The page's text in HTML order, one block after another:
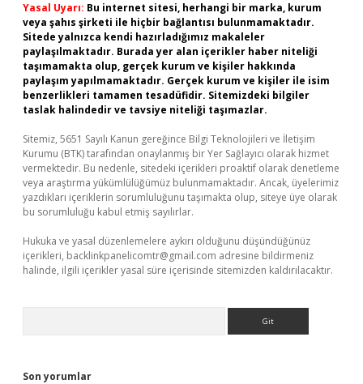
Yasal Uyarı: Bu internet sitesi, herhangi bir marka, kurum
veya şahıs şirketi ile hiçbir bağlantısı bulunmamaktadır.
Sitede yalnızca kendi hazırladığımız makaleler
paylaşılmaktadır. Burada yer alan içerikler haber niteliği
taşımamakta olup, gerçek kurum ve kişiler hakkında
paylaşım yapılmamaktadır. Gerçek kurum ve kişiler ile isim
benzerlikleri tamamen tesadüfidir. Sitemizdeki bilgiler
taslak halindedir ve tavsiye niteliği taşımazlar.
Sitemiz, 5651 Sayılı Kanun gereğince Bilgi Teknolojileri ve İletişim
Kurumu (BTK) tarafından onaylanmış bir Yer Sağlayıcı olarak hizmet
vermektedir. Bu nedenle, sitedeki içerikleri proaktif olarak denetleme
veya araştırma yükümlülüğümüz bulunmamaktadır. Ancak, üyelerimiz
yazdıkları içeriklerin sorumluluğunu taşımakta olup, siteye üye olarak
bu sorumluluğu kabul etmiş sayılırlar.
Hukuka ve yasal düzenlemelere aykırı olduğunu düşündüğünüz
içerikleri, backlinkpanelicomtr@gmail.com adresine bildirmeniz
halinde, ilgili içerikler yasal süre içerisinde sitemizden kaldırılacaktır.
Son yorumlar